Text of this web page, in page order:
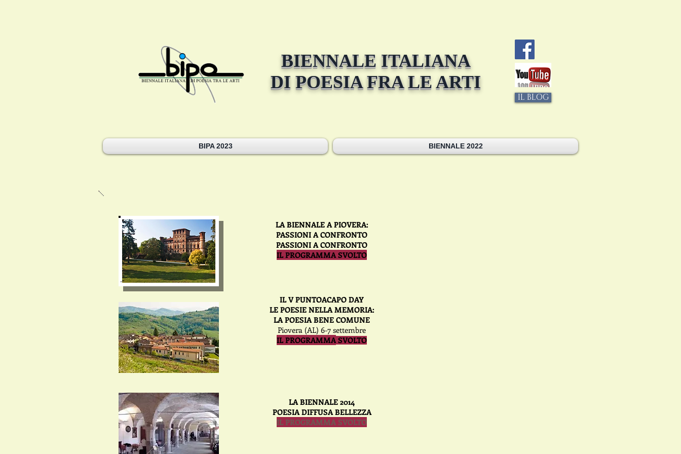
BIENNALE ITALIANA
DI POESIA FRA LE ARTI
IL BLOG
BIPA 2023 BIENNALE 2022
LA BIENNALE A PIOVERA:
PASSIONI A CONFRONTO
PASSIONI A CONFRONTO
IL PROGRAMMA SVOLTO
IL V PUNTOACAPO DAY
LE POESIE NELLA MEMORIA:
LA POESIA BENE COMUNE
Piovera (AL) 6-7 settembre
IL PROGRAMMA SVOLTO
LA BIENNALE 2014
POESIA DIFFUSA BELLEZZA
IL PROGRAMMA SVOLTO